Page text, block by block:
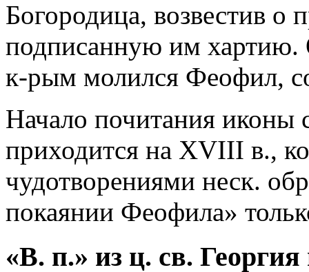
Богородица, возвестив о
подписанную им хартию.
к-рым молился Феофил,
Начало почитания иконы
приходится на XVIII в.,
чудотворениями неск.
покаянии Феофила»
«В. п.» из ц. св.